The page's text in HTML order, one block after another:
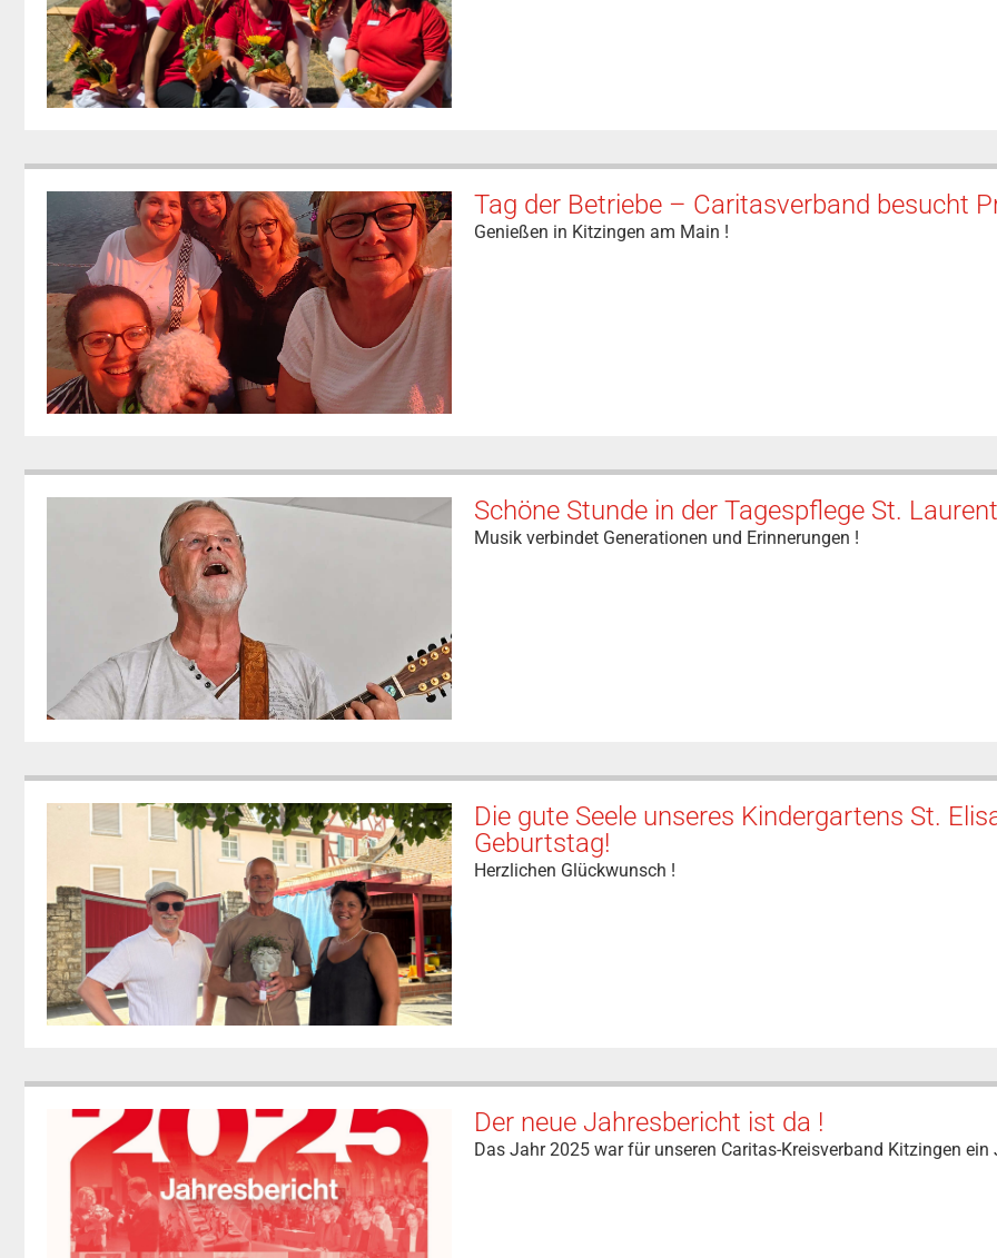
Tag der Betriebe – Caritasverband besucht
Genießen in Kitzingen am Main !
Schöne Stunde in der Tagespflege St.
Musik verbindet Generationen und Erinnerungen !
Die gute Seele unseres Kindergartens St.
Geburtstag!
Herzlichen Glückwunsch !
Der neue Jahresbericht ist da !
Das Jahr 2025 war für unseren Caritas-Kreisverband Kitzingen